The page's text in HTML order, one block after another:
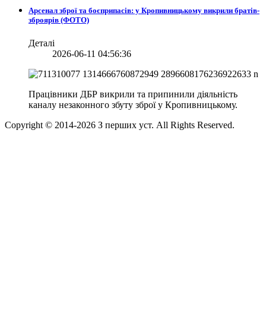
Арсенал зброї та боєприпасів: у Кропивницькому викрили братів-
зброярів (ФОТО)
Деталі
2026-06-11 04:56:36
Працівники ДБР викрили та припинили діяльність
каналу незаконного збуту зброї у Кропивницькому.
Copyright © 2014-2026 З перших уст. All Rights Reserved.